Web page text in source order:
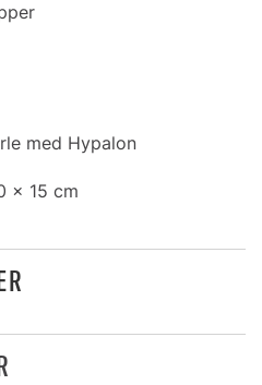
med Hypalon
x 15 cm